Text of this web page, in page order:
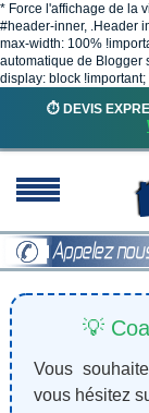
* Force l'affichage de la
#header-inner, .Header
max-width: 100%
automatique de Blogger
display: block !important;
⏱️ DEVIS
💡
Vous
vous hésitez